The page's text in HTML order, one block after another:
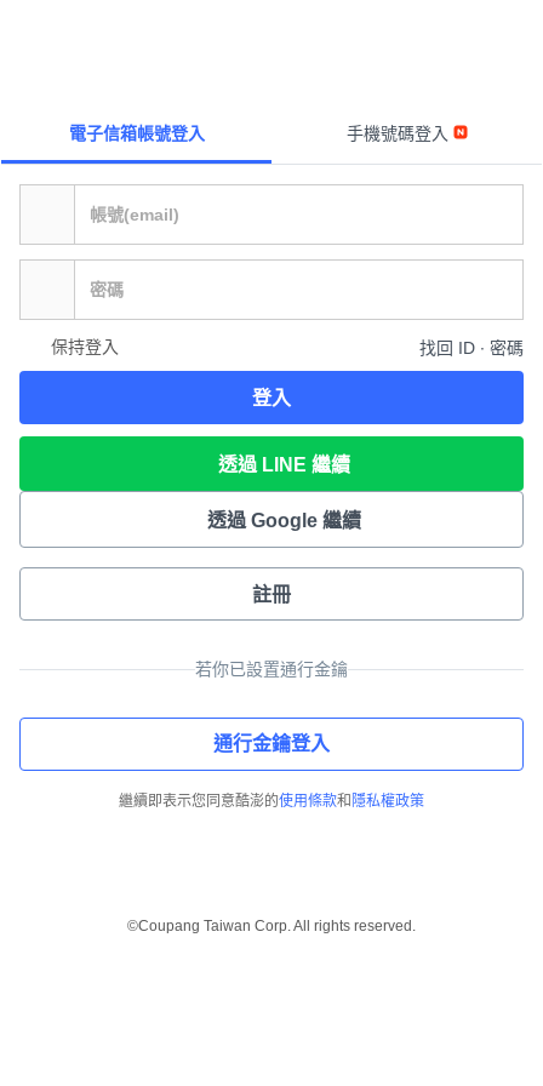
電子信箱帳號登入 手機號碼登入
保持登入 找回 ID ∙ 密碼
登入
透過 LINE 繼續
透過 Google 繼續
註冊
若你已設置通行金鑰
通行金鑰登入
繼續即表示您同意酷澎的使用條款和 隱私權政策
©Coupang Taiwan Corp. All rights reserved.